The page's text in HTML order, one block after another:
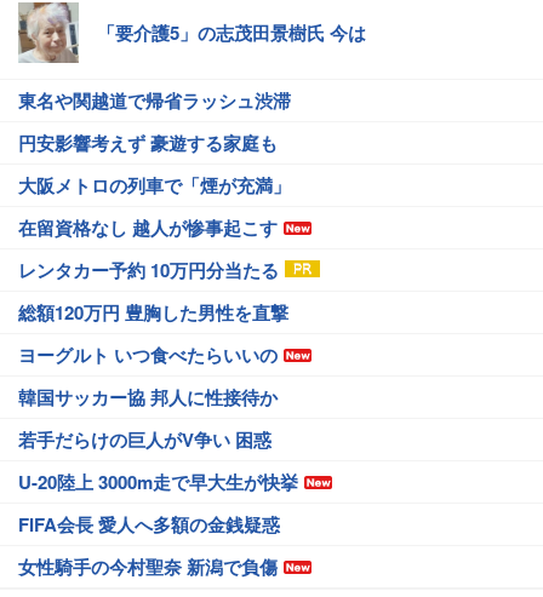
「要介護5」の志茂田景樹氏 今は
東名や関越道で帰省ラッシュ渋滞
円安影響考えず 豪遊する家庭も
大阪メトロの列車で「煙が充満」
在留資格なし 越人が惨事起こす
レンタカー予約 10万円分当たる
総額120万円 豊胸した男性を直撃
ヨーグルト いつ食べたらいいの
韓国サッカー協 邦人に性接待か
若手だらけの巨人がV争い 困惑
U-20陸上 3000m走で早大生が快挙
FIFA会長 愛人へ多額の金銭疑惑
女性騎手の今村聖奈 新潟で負傷